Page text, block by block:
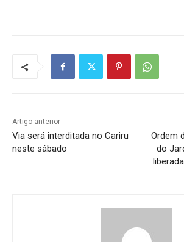
Artigo anterior
Via será interditada no Cariru
neste sábado
Ordem
do